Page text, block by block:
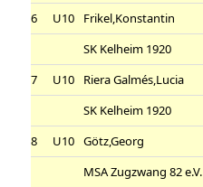
6
U10 Frikel,Konstantin
SK Kelheim 1920
7
U10 Riera Galmés,Lucia
SK Kelheim 1920
8
U10 Götz,Georg
MSA Zugzwang 82 e.V.